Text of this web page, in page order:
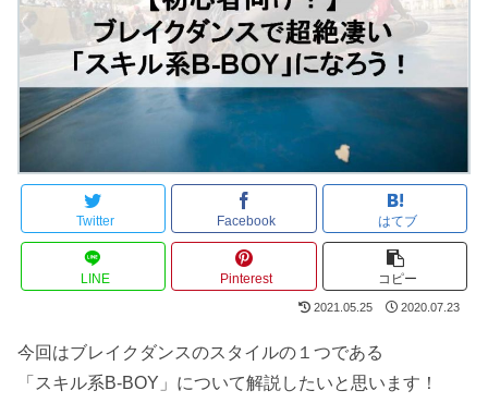
Twitter Facebook はてブ
LINE Pinterest コピー
2021.05.25 2020.07.23
今回はブレイクダンスのスタイルの１つである
「スキル系B-BOY」について解説したいと思います！